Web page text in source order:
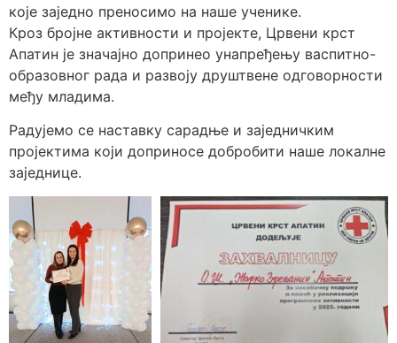
које заједно преносимо на наше ученике.
Кроз бројне активности и пројекте, Црвени крст
Апатин је значајно допринео унапређењу васпитно-
образовног рада и развоју друштвене одговорности
међу младима.
Радујемо се наставку сарадње и заједничким
пројектима који доприносе добробити наше локалне
заједнице.